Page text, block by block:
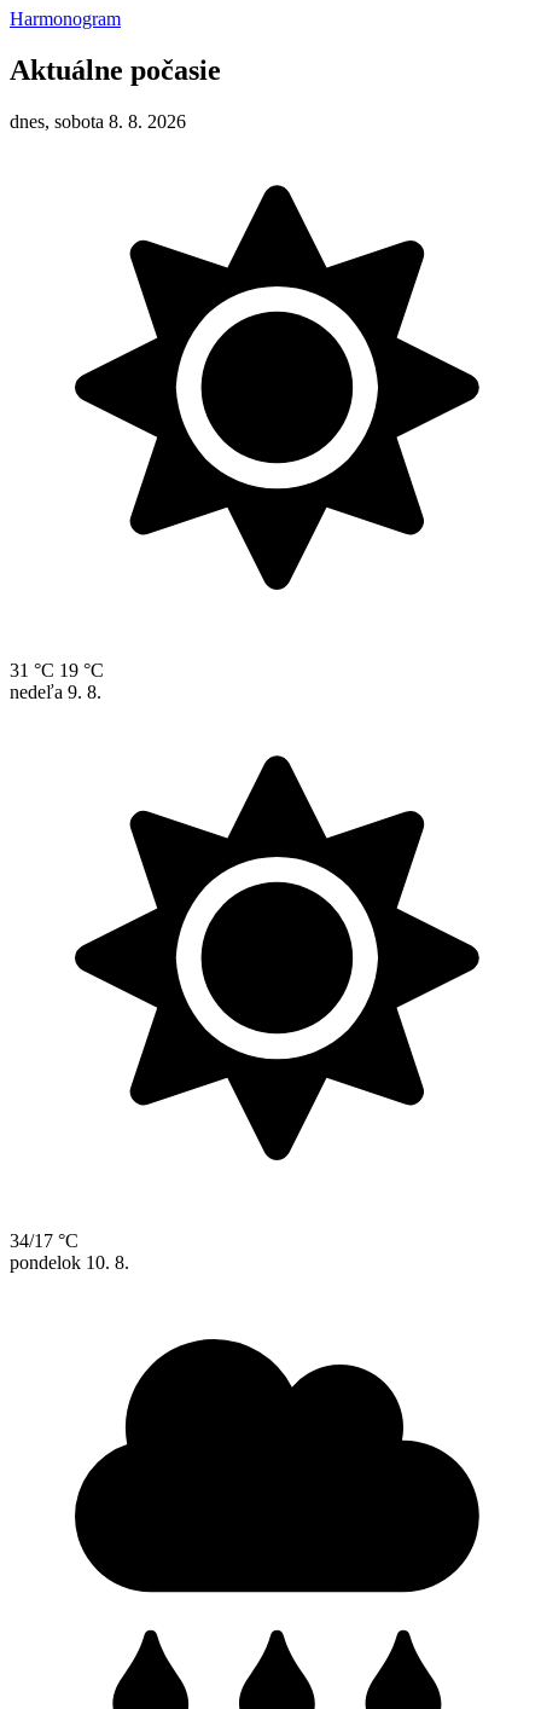
Harmonogram
Aktuálne počasie
dnes, sobota 8. 8. 2026
31 °C 19 °C
nedeľa 9. 8.
34/17 °C
pondelok 10. 8.